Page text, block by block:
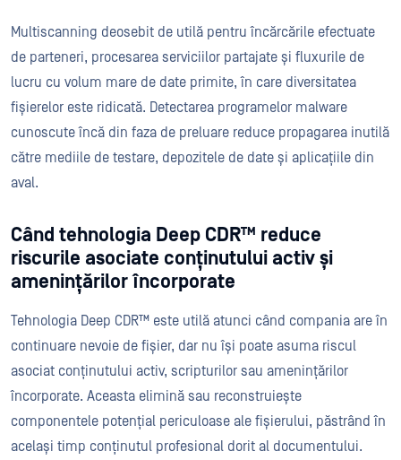
Multiscanning deosebit de utilă pentru încărcările efectuate
de parteneri, procesarea serviciilor partajate și fluxurile de
lucru cu volum mare de date primite, în care diversitatea
fișierelor este ridicată. Detectarea programelor malware
cunoscute încă din faza de preluare reduce propagarea inutilă
către mediile de testare, depozitele de date și aplicațiile din
aval.
Când tehnologia Deep CDR™ reduce
riscurile asociate conținutului activ și
amenințărilor încorporate
Tehnologia Deep CDR™ este utilă atunci când compania are în
continuare nevoie de fișier, dar nu își poate asuma riscul
asociat conținutului activ, scripturilor sau amenințărilor
încorporate. Aceasta elimină sau reconstruiește
componentele potențial periculoase ale fișierului, păstrând în
același timp conținutul profesional dorit al documentului.